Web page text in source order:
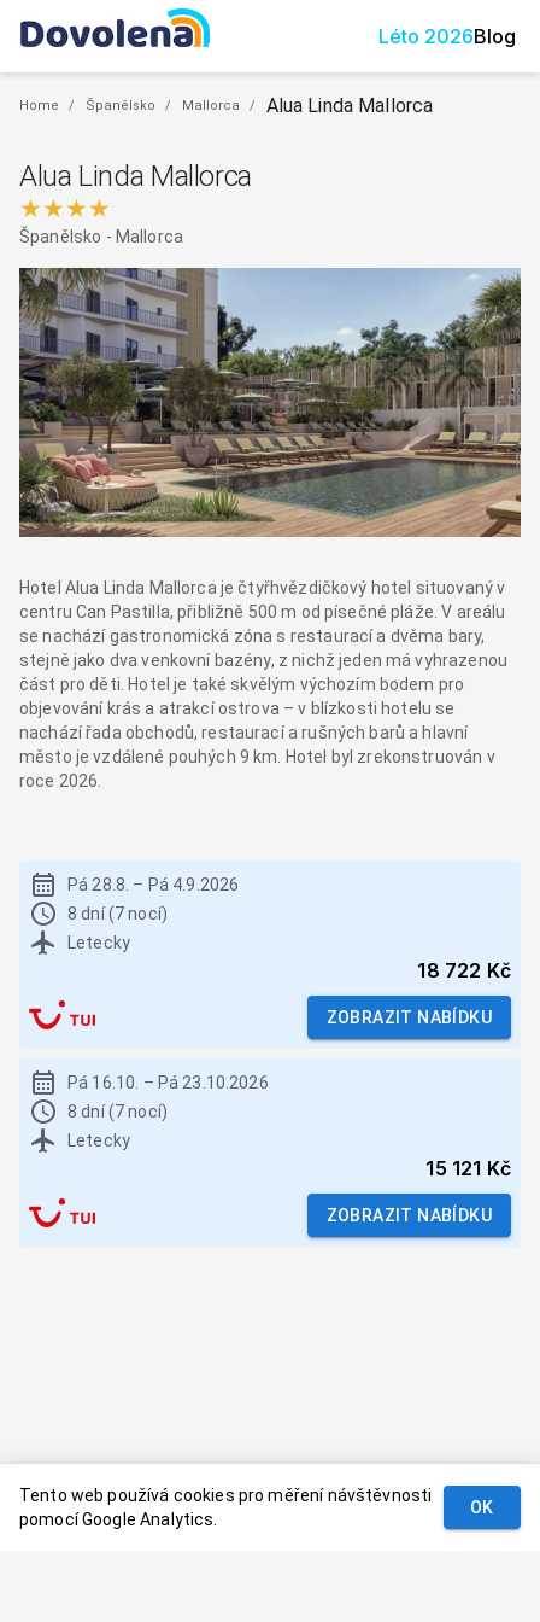
Léto 2026Blog
Home / Španělsko / Mallorca / Alua Linda Mallorca
Alua Linda Mallorca
★★★★
Španělsko - Mallorca
Hotel Alua Linda Mallorca je čtyřhvězdičkový hotel situovaný v
centru Can Pastilla, přibližně 500 m od písečné pláže. V areálu
se nachází gastronomická zóna s restaurací a dvěma bary,
stejně jako dva venkovní bazény, z nichž jeden má vyhrazenou
část pro děti. Hotel je také skvělým výchozím bodem pro
objevování krás a atrakcí ostrova – v blízkosti hotelu se
nachází řada obchodů, restaurací a rušných barů a hlavní
město je vzdálené pouhých 9 km. Hotel byl zrekonstruován v
roce 2026.
Pá 28.8. – Pá 4.9.2026
8 dní (7 nocí)
Letecky
18 722 Kč
ZOBRAZIT NABÍDKU
Pá 16.10. – Pá 23.10.2026
8 dní (7 nocí)
Letecky
15 121 Kč
ZOBRAZIT NABÍDKU
Tento web používá cookies pro měření návštěvnosti
pomocí Google Analytics.
OK